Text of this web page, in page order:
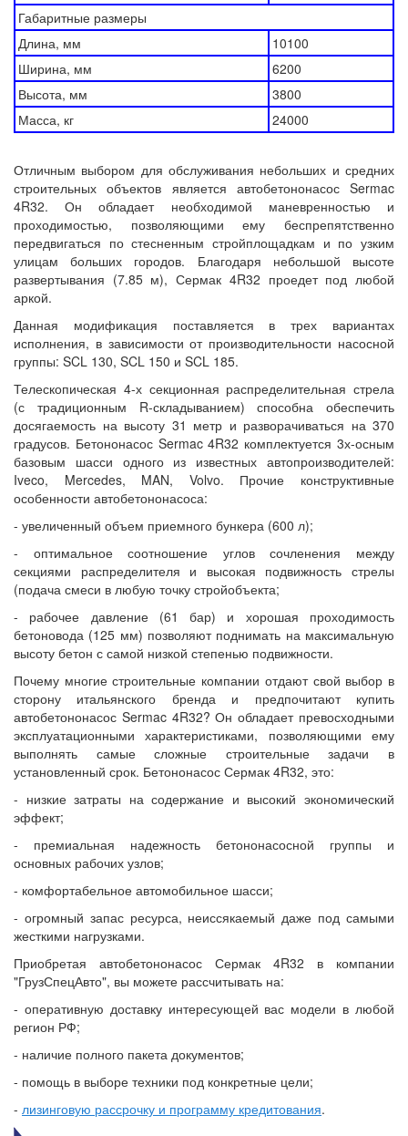
Габаритные размеры
Длина, мм
10100
Ширина, мм
6200
Высота, мм
3800
Масса, кг
24000
Отличным выбором для обслуживания небольших и средних
строительных объектов является автобетононасос Sermac
4R32. Он обладает необходимой маневренностью и
проходимостью, позволяющими ему беспрепятственно
передвигаться по стесненным стройплощадкам и по узким
улицам больших городов. Благодаря небольшой высоте
развертывания (7.85 м), Сермак 4R32 проедет под любой
аркой.
Данная модификация поставляется в трех вариантах
исполнения, в зависимости от производительности насосной
группы: SCL 130, SCL 150 и SCL 185.
Телескопическая 4-х секционная распределительная стрела
(с традиционным R-складыванием) способна обеспечить
досягаемость на высоту 31 метр и разворачиваться на 370
градусов. Бетононасос Sermac 4R32 комплектуется 3х-осным
базовым шасси одного из известных автопроизводителей:
Iveco, Mercedes, MAN, Volvo. Прочие конструктивные
особенности автобетононасоса:
- увеличенный объем приемного бункера (600 л);
- оптимальное соотношение углов сочленения между
секциями распределителя и высокая подвижность стрелы
(подача смеси в любую точку стройобъекта;
- рабочее давление (61 бар) и хорошая проходимость
бетоновода (125 мм) позволяют поднимать на максимальную
высоту бетон с самой низкой степенью подвижности.
Почему многие строительные компании отдают свой выбор в
сторону итальянского бренда и предпочитают купить
автобетононасос Sermac 4R32? Он обладает превосходными
эксплуатационными характеристиками, позволяющими ему
выполнять самые сложные строительные задачи в
установленный срок. Бетононасос Сермак 4R32, это:
- низкие затраты на содержание и высокий экономический
эффект;
- премиальная надежность бетононасосной группы и
основных рабочих узлов;
- комфортабельное автомобильное шасси;
- огромный запас ресурса, неиссякаемый даже под самыми
жесткими нагрузками.
Приобретая автобетононасос Сермак 4R32 в компании
"ГрузСпецАвто", вы можете рассчитывать на:
- оперативную доставку интересующей вас модели в любой
регион РФ;
- наличие полного пакета документов;
- помощь в выборе техники под конкретные цели;
- лизинговую рассрочку и программу кредитования.